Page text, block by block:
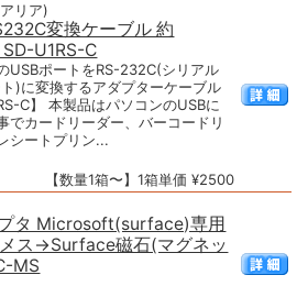
リア)
変換ケーブル 約
U1RS-C
USBポートをRS-232C(シリアル
)に変換するアダプターケーブル
C】 本製品はパソコンのUSBに
でカードリーダー、バーコードリ
シートプリン...
【数量1箱〜】1箱単価 ¥2500
タ Microsoft(surface)専用
ス→Surface磁石(マグネッ
MS